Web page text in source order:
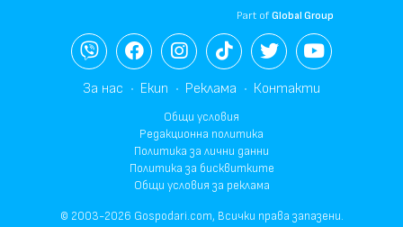
Part ofGlobal Group
За нас Екип Реклама Контакти
Общи условия
Редакционна политика
Политика за лични данни
Политика за бисквитките
Общи условия за реклама
© 2003-2026 Gospodari.com, Всички права запазени.